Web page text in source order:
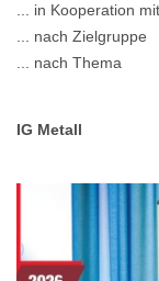
... in Kooperation
... nach Zielgruppe
... nach Thema
IG Metall